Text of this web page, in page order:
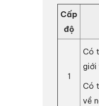
Cấp
độ
1
Có
giới
Có
về